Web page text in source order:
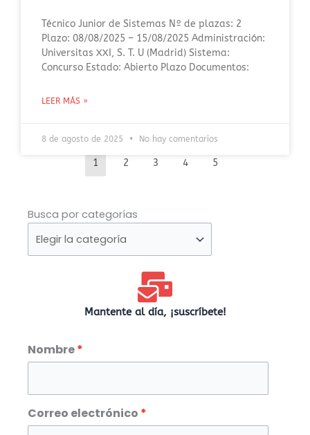
Técnico Junior de Sistemas Nº de plazas: 2
Plazo: 08/08/2025 – 15/08/2025 Administración:
Universitas XXI, S. T. U (Madrid) Sistema:
Concurso Estado: Abierto Plazo Documentos:
LEER MÁS »
8 de agosto de 2025 No hay comentarios
1 2 3 4 5
Busca por categorías
Busca
categorías
Mantente al día, ¡suscríbete!
Nombre
Correo electrónico